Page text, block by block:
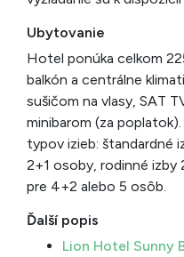
Ubytovanie
Hotel ponúka celkom
balkón a centrálne
sušičom na vlasy, SAT
minibarom (za
typov izieb: štandardné
2+1 osoby, rodinné izby
pre 4+2 alebo 5 osôb.
Ďalší popis
Lion Hotel Sunny